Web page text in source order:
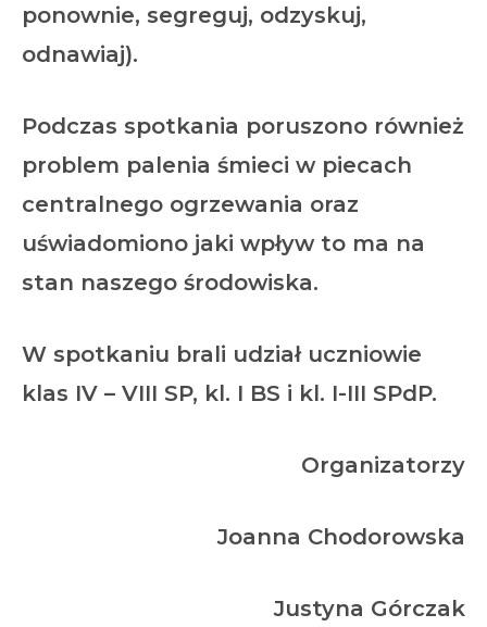
ponownie, segreguj, odzyskuj,
odnawiaj).
Podczas spotkania poruszono również
problem palenia śmieci w piecach
centralnego ogrzewania oraz
uświadomiono jaki wpływ to ma na
stan naszego środowiska.
W spotkaniu brali udział uczniowie
klas IV – VIII SP, kl. I BS i kl. I-III SPdP.
Organizatorzy
Joanna Chodorowska
Justyna Górczak